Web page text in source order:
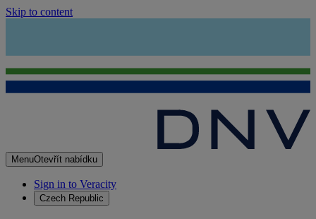
Skip to content
MenuOtevřít nabídku
Sign in to Veracity
Czech Republic